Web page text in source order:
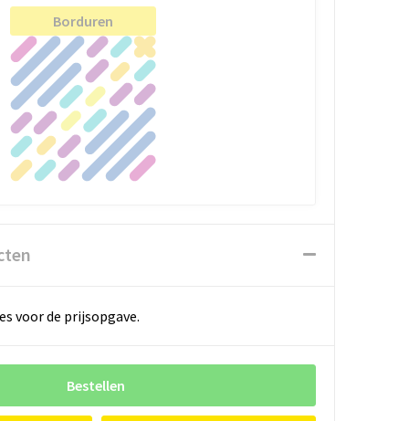
Borduren
voor de prijsopgave.
Bestellen